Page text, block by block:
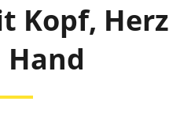
Kopf, Herz